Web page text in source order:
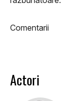
Comentarii
Actori